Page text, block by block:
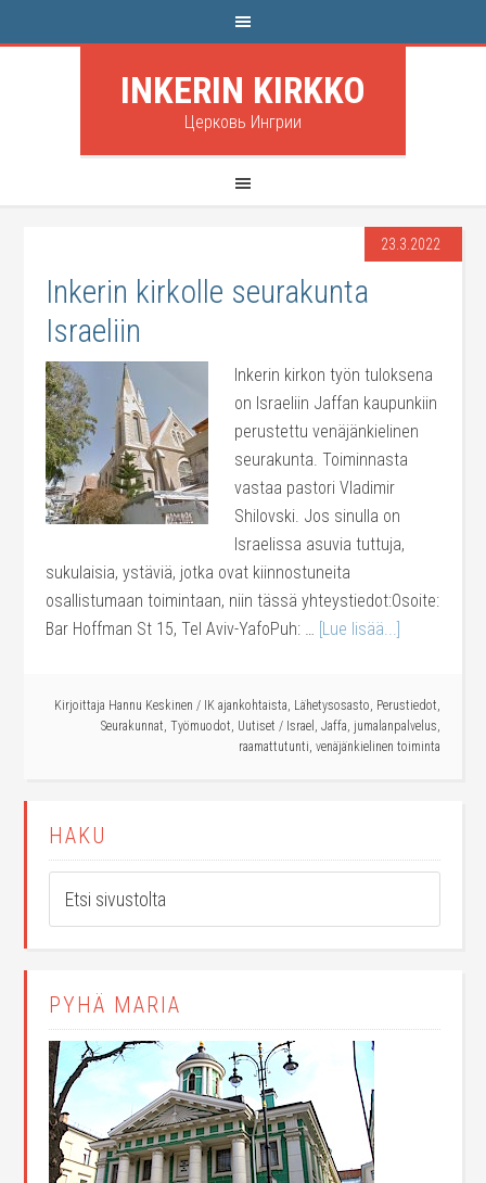
INKERIN KIRKKO
Церковь Ингрии
23.3.2022
Inkerin kirkolle seurakunta
Israeliin
Inkerin kirkon työn tuloksena
on Israeliin Jaffan kaupunkiin
perustettu venäjänkielinen
seurakunta. Toiminnasta
vastaa pastori Vladimir
Shilovski. Jos sinulla on
Israelissa asuvia tuttuja,
sukulaisia, ystäviä, jotka ovat kiinnostuneita
osallistumaan toimintaan, niin tässä yhteystiedot:Osoite:
Bar Hoffman St 15, Tel Aviv-YafoPuh: … [Lue lisää...]
Kirjoittaja Hannu Keskinen / IK ajankohtaista, Lähetysosasto, Perustiedot,
Seurakunnat, Työmuodot, Uutiset / Israel , Jaffa, jumalanpalvelus,
raamattutunti, venäjänkielinen toiminta
HAKU
PYHÄ MARIA